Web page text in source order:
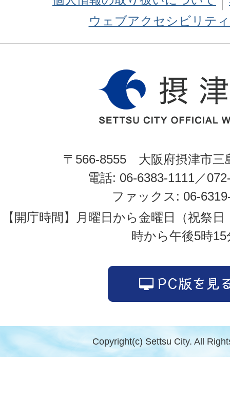
ウェブアクセシビリテ
〒566-8555 大阪府摂津市三
電話: 06-6383-1111／
ファックス: 06-
【開庁時間】月曜日から金曜日（祝祭
時から午後5時15
Copyright(c) Settsu City. All